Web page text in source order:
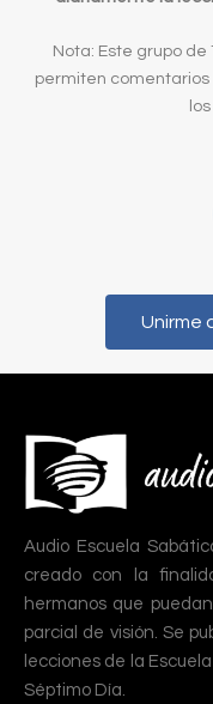
Nota: Este grupo de
permiten comentarios
Unirme
Audio Escuela
creado con la
hermanos que
parcial de visión. Se
lecciones de la
Séptimo Día.